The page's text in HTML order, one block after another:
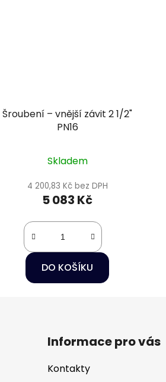
Šroubení – vnější závit 2 1/2"
PN16
Skladem
4 200,83 Kč bez DPH
5 083 Kč
DO KOŠÍKU
Informace pro vás
Kontakty